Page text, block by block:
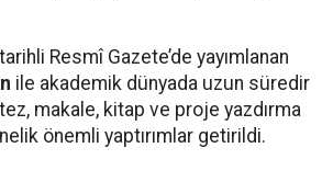
Resmî Gazete’de yayımlanan
ile akademik dünyada uzun süredir
makale, kitap ve proje yazdırma
önemli yaptırımlar getirildi.